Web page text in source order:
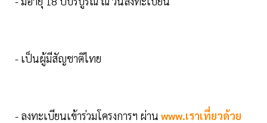
- เป็นผู้มีสัญชาติไทย
- ลงทะเบียนเข้าร่วมโครงการฯ ผ่าน www.เราเที่ยวด้วย